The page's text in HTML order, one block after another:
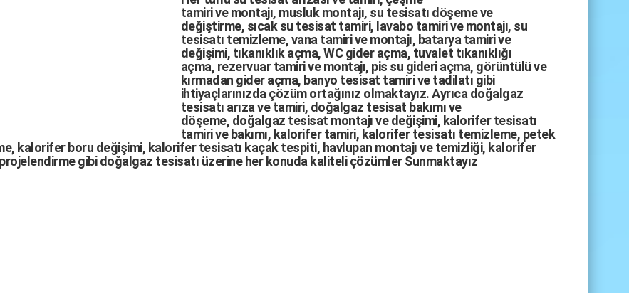
tamirivemontajı, musluk montajı, su tesisatı döşemeve
değiştirme, sıcak su tesisat tamiri, lavabo tamirivemontajı, su
tesisatı temizleme,vana tamirivemontajı, batarya tamirive
değişimi, tıkanıklık açma,WC gider açma, tuvalet tıkanıklığı
açma, rezervuar tamirive montajı, pis su gideri açma, görüntülü ve
kırmadan gider açma, banyo tesisat tamirivetadilatı gibi
ihtiyaçlarınızda çözüm ortağınız olmaktayız. Ayrıca doğalgaz
tesisatı arızave tamiri, doğalgaz tesisat bakımıve
döşeme, doğalgaz tesisat montajıve değişimi, kalorifer tesisatı
tamiri ve bakımı, kalorifer tamiri, kalorifer tesisatı temizleme, petek
kalorifer boru değişimi, kalorifer tesisatı kaçak tespiti, havlupan montajı ve temizliği, kalorifer
gibi doğalgaz tesisatı üzerine her konuda kaliteli çözümler Sunmaktayız